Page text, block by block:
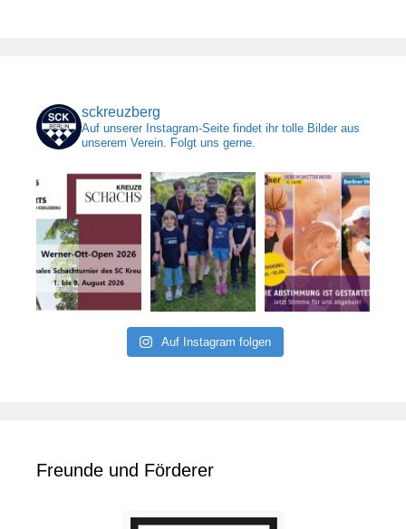
sckreuzberg
Auf unserer Instagram-Seite findet ihr tolle Bilder aus
unserem Verein. Folgt uns gerne.
Auf Instagram folgen
Freunde und Förderer